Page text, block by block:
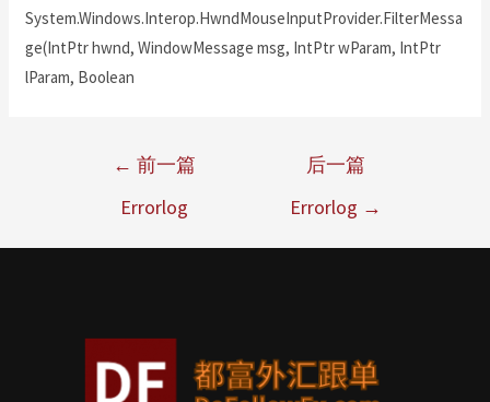
System.Windows.Interop.HwndMouseInputProvider.FilterMessa
ge(IntPtr hwnd, WindowMessage msg, IntPtr wParam, IntPtr
lParam, Boolean
← 前一篇
Errorlog
后一篇
Errorlog →